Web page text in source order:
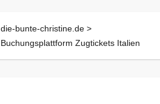
die-bunte-christine.de >
Buchungsplattform Zugtickets Italien